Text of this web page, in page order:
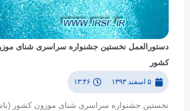
دستورالعمل نخستین جشنواره سراسری شنای
کشور
۵ اسفند ۱۳۹۳ ۱۳:۴۶
نخستین جشنواره سراسری شنای موزون کشور